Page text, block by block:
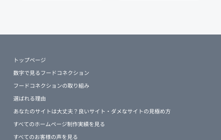
トップページ
数字で見るフードコネクション
フードコネクションの取り組み
選ばれる理由
あなたのサイトは大丈夫？良いサイト・ダメなサイトの見極め方
すべてのホームページ制作実績を見る
すべてのお客様の声を見る